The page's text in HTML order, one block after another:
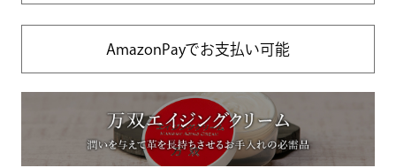
AmazonPayでお支払い可能